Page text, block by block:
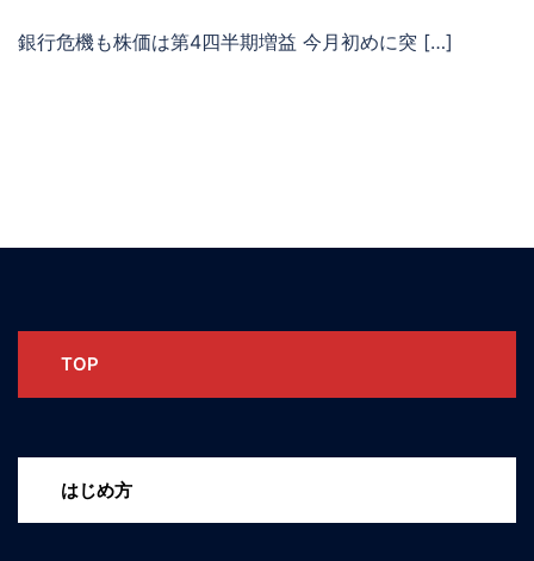
銀行危機も株価は第4四半期増益 今月初めに突 […]
TOP
はじめ方